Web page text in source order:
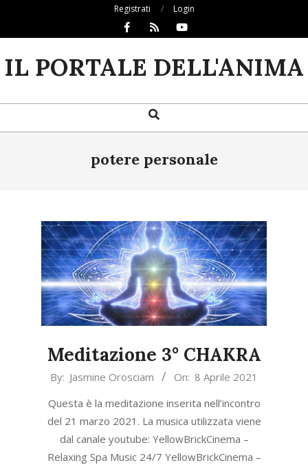
Registrati Login
IL PORTALE DELL'ANIMA
Navigation
Search
potere personale
Meditazione 3° CHAKRA
2021-
08
By: Jasmine Orosciam On: 8 Aprile 2021
Questa è la meditazione inserita nell’incontro
del 21 marzo 2021. La musica utilizzata viene
dal canale youtube: YellowBrickCinema –
Relaxing Spa Music 24/7 YellowBrickCinema –